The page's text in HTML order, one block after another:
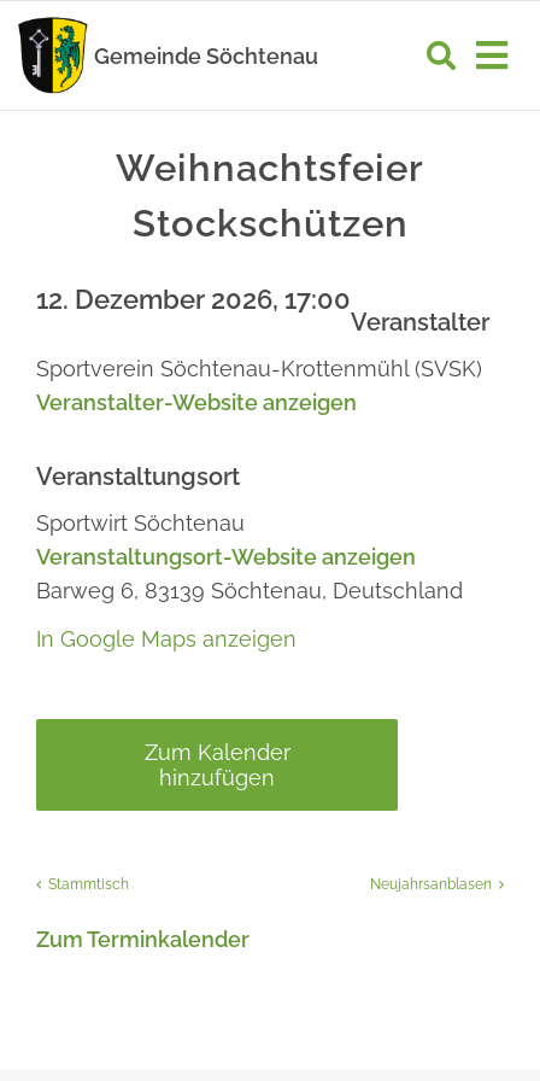
Zum
Inhalt
springen
Gemeinde Söchtenau
WIRTSCHAFT
UNSER ORT
Weihnachtsfeier
Stockschützen
12. Dezember 2026, 17:00
Veranstalter
Sportverein Söchtenau-Krottenmühl (SVSK)
Veranstalter-Website anzeigen
Veranstaltungsort
Sportwirt Söchtenau
Veranstaltungsort-Website anzeigen
Barweg 6, 83139 Söchtenau, Deutschland
In Google Maps anzeigen
Zum Kalender
hinzufügen
Stammtisch Neujahrsanblasen
Zum Terminkalender